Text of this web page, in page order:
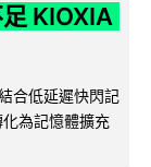
KIOXIA
合低延遲快閃記
為記憶體擴充